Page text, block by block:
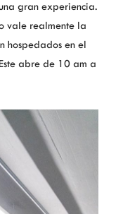
gran experiencia.
vale realmente la
hospedados en el
abre de 10 am a